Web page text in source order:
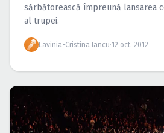
sărbătorească împreună lansarea
al trupei.
Lavinia-Cristina Iancu·12 oct. 2012